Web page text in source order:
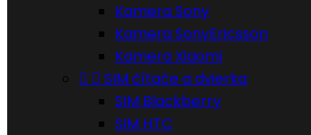
Kamera Sony
Kamera SonyEricsson
Kamera Xiaomi
  SIM čítače a dvierka
SIM Blackberry
SIM HTC